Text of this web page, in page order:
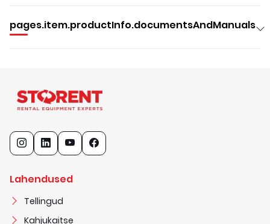
pages.item.productInfo.documentsAndManuals
Lahendused
Tellingud
Kahjukaitse